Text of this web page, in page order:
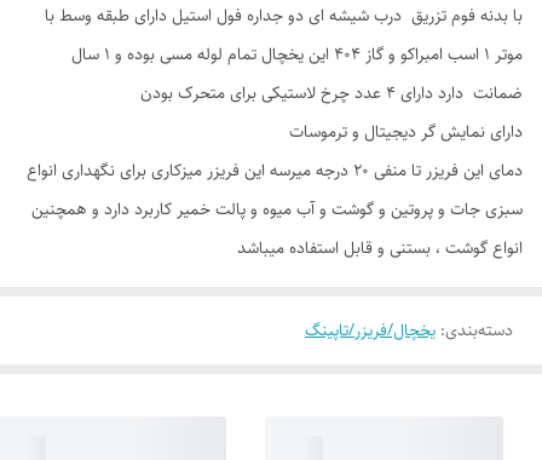
با بدنه فوم تزریق درب شیشه ای دو جداره فول استیل دارای طبقه وسط با
موتر ۱ اسب امبراکو و گاز 404 این یخچال تمام لوله مسی بوده و 1 سال
ضمانت دارد دارای 4 عدد چرخ لاستیکی برای متحرک بودن
دارای نمایش گر دیجیتال و ترموسات
دمای این فریزر تا منفی ۲۰ درجه میرسه این فریزر میزکاری برای نگهداری انواع
سبزی جات و پروتین و گوشت و آب میوه و پالت خمیر کاربرد دارد و همچنین
انواع گوشت ، بستنی و قابل استفاده میباشد
دسته‌بندی: یخچال/فریزر/تاپینگ